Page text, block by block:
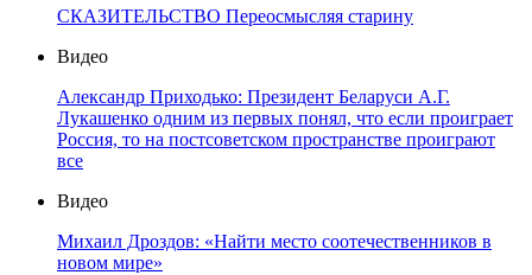
СКАЗИТЕЛЬСТВО Переосмысляя старину
Видео
Александр Приходько: Президент Беларуси А.Г.
Лукашенко одним из первых понял, что если проиграет
Россия, то на постсоветском пространстве проиграют
все
Видео
Михаил Дроздов: «Найти место соотечественников в
новом мире»